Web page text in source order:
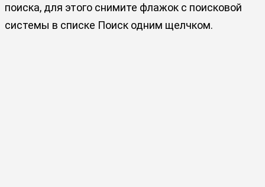
поиска, для этого снимите флажок с поисковой
системы в списке Поиск одним щелчком.